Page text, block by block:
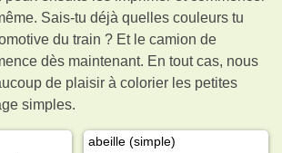
Sais-tu déjà quelles couleurs tu
du train ? Et le camion de
dès maintenant. En tout cas, nous
de plaisir à colorier les petites
simples.
abeille (simple)